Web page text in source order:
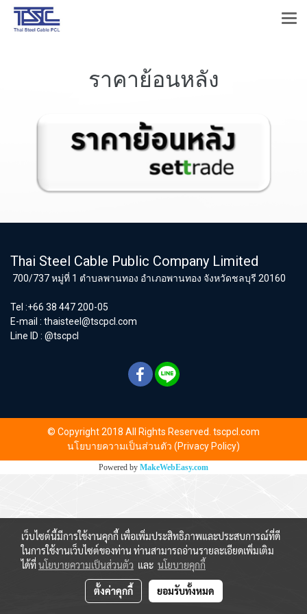
ราคาย้อนหลัง
Thai Steel Cable Public Company Limited
700/737 หมู่ที่ 1 ตำบลพานทอง อำเภอพานทอง จังหวัดชลบุรี 20160
Tel :+66 38 447 200-05
E-mail : thaisteel@tscpcl.com
Line ID : @tscpcl
© Copyright 2018 All Rights Reserved. tscpcl.com
นโยบายความเป็นส่วนตัว (Privacy Policy)
Powered by MakeWebEasy.com
เว็บไซต์นี้มีการใช้งานคุกกี้ เพื่อเพิ่มประสิทธิภาพและประสบการณ์ที่ดี
ในการใช้งานเว็บไซต์ของท่าน ท่านสามารถอ่านรายละเอียดเพิ่มเติม
ได้ที่นโยบายความเป็นส่วนตัว และ นโยบายคุกกี้
ตั้งค่าคุกกี้ ยอมรับทั้งหมด